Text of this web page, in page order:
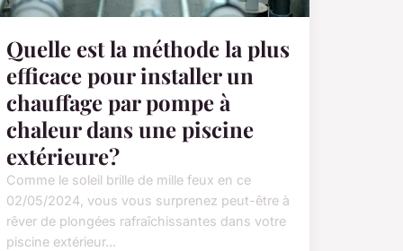
Quelle est la méthode la plus
efficace pour installer un
chauffage par pompe à
chaleur dans une piscine
extérieure?
Comme le soleil brille de mille feux en ce
02/05/2024, vous vous surprenez peut-être à
rêver de plongées rafraîchissantes dans votre
piscine extérieur...